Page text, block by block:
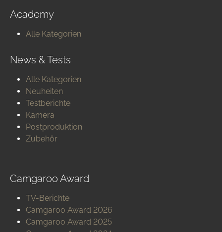
Academy
Alle Kategorien
News & Tests
Alle Kategorien
Neuheiten
Testberichte
Kamera
Postproduktion
Zubehör
Camgaroo Award
TV-Berichte
Camgaroo Award 2026
Camgaroo Award 2025